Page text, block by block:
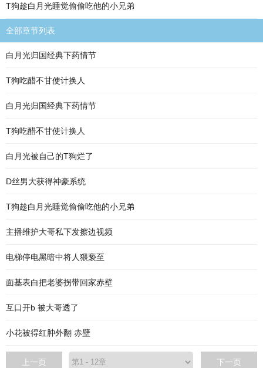
T狗趁白月光睡觉偷偷吃他的小兄弟
全部章节列表
白月光归国经典下药情节
T狗吃醋不甘使计换人
白月光归国经典下药情节
T狗吃醋不甘使计换人
白月光被自己的T狗烂了
D丝男大获得神豪系统
T狗趁白月光睡觉偷偷吃他的小兄弟
主播维护大哥私下发擦边视频
电梯停电黑暗中将人猥亵至
面基表白把老婆拐带回家赤壁
互口开b 被大哥透了
小花被得红肿外翻 赤壁
上一页 下一页